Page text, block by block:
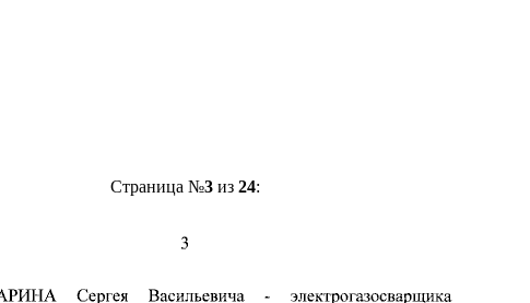
Страница №3из 24: